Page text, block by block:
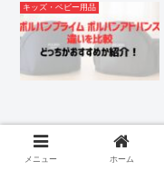
キッズ・ベビー用品
キッズ・ベビー用品
メニュー ホーム